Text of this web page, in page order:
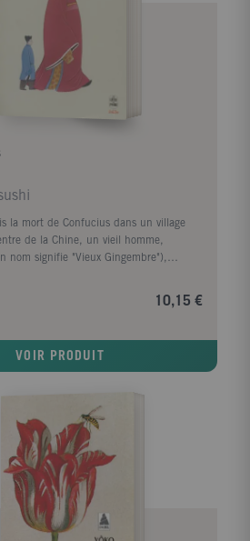
a priori et vibre, riche et puissant,
la mort de Confucius dans un village
de la Chine, un vieil homme,
nom signifie "Vieux Gingembre"),
abandonna-t-il la capitale de sa
les clefs du mystère. Mais plus
les plus troublées de l'histoire de
Ve siècle av. J.-C. Yasuchi Inoué (mort en
de quatre-vingt-cinq ans) est l'un des
écrivains japonais du XXe siècle.
- Le Flusil de chasse, Le Maître de thé,
mère - sont devenus de grands
est son dernier roman. L'auteur
de lui-même dans le personnage
10,15 €
VOIR PRODUIT